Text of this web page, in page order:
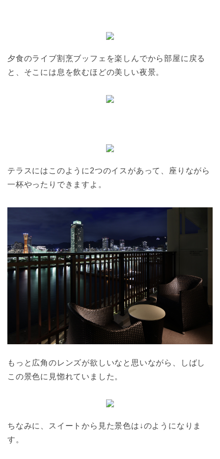
夕食のライブ割烹ブッフェを楽しんでから部屋に戻る
と、そこには息を飲むほどの美しい夜景。
テラスにはこのように2つのイスがあって、座りながら
一杯やったりできますよ。
もっと広角のレンズが欲しいなと思いながら、しばし
この景色に見惚れていました。
ちなみに、スイートから見た景色は↓のようになりま
す。